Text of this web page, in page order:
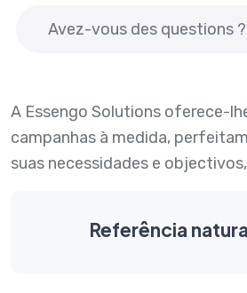
Avez-vous des questions ?
A Essengo Solutions oferece-
campanhas à medida,
suas necessidades e
Referência